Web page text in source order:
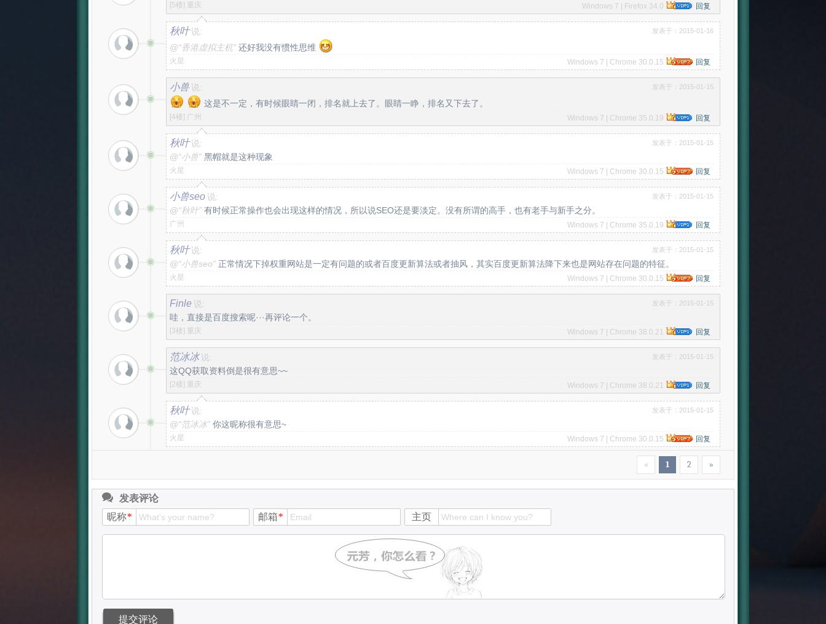
[5楼] 重庆 Windows 7 | Firefox 34.0 回复
秋叶 说: 发表于：2015-01-16
@“香港虚拟主机” 还好我没有惯性思维
火星 Windows 7 | Chrome 30.0.15 回复
小兽 说: 发表于：2015-01-15
这是不一定，有时候眼睛一闭，排名就上去了。眼睛一睁，排名又下去了。
[4楼] 广州 Windows 7 | Chrome 35.0.19 回复
秋叶 说: 发表于：2015-01-15
@“小兽” 黑帽就是这种现象
火星 Windows 7 | Chrome 30.0.15 回复
小兽seo 说: 发表于：2015-01-15
@“秋叶” 有时候正常操作也会出现这样的情况，所以说SEO还是要淡定。没有所谓的高手，也有老手与新手之分。
广州 Windows 7 | Chrome 35.0.19 回复
秋叶 说: 发表于：2015-01-15
@“小兽seo” 正常情况下掉权重网站是一定有问题的或者百度更新算法或者抽风，其实百度更新算法降下来也是网站存在问题的特征。
火星 Windows 7 | Chrome 30.0.15 回复
Finle 说: 发表于：2015-01-15
哇，直接是百度搜索呢···再评论一个。
[3楼] 重庆 Windows 7 | Chrome 38.0.21 回复
范冰冰 说: 发表于：2015-01-15
这QQ获取资料倒是很有意思~~
[2楼] 重庆 Windows 7 | Chrome 38.0.21 回复
秋叶 说: 发表于：2015-01-15
@“范冰冰” 你这昵称很有意思~
火星 Windows 7 | Chrome 30.0.15 回复
« 1 2 »
发表评论
昵称* 邮箱* 主页
提交评论